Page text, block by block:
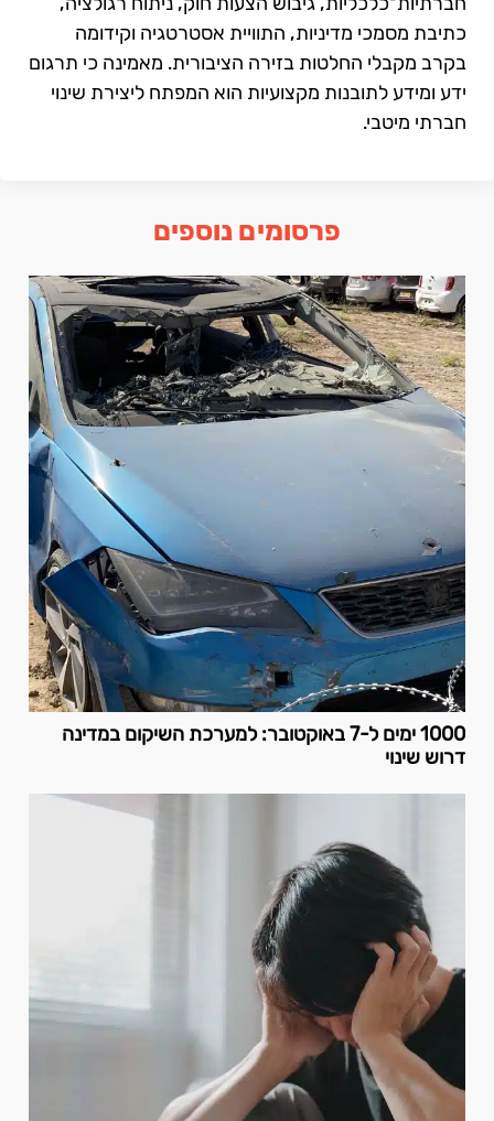
כתיבת מסמכי מדיניות, התוויית אסטרטגיה וקידומה
בקרב מקבלי החלטות בזירה הציבורית. מאמינה כי תרגום
ידע ומידע לתובנות מקצועיות הוא המפתח ליצירת שינוי
חברתי מיטבי.
פרסומים נוספים
1000 ימים ל-7 באוקטובר: למערכת השיקום במדינה
דרוש שינוי